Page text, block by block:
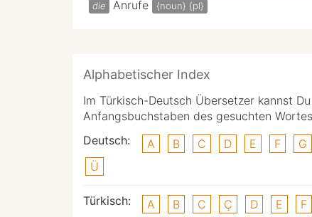
die Anrufe {noun} {pl}
Alphabetischer Index
Im Türkisch-Deutsch Übersetzer kannst
Anfangsbuchstaben des gesuchten
Deutsch:
A B C D E F G
Ü
Türkisch: A B C Ç D E F